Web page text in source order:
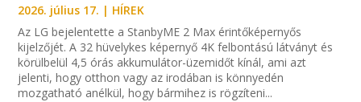
2026. július 17. | HÍREK
Az LG bejelentette a StanbyME 2 Max érintőképernyős
kijelzőjét. A 32 hüvelykes képernyő 4K felbontású látványt és
körülbelül 4,5 órás akkumulátor-üzemidőt kínál, ami azt
jelenti, hogy otthon vagy az irodában is könnyedén
mozgatható anélkül, hogy bármihez is rögzíteni...